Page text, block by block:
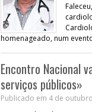
homenageado, num
Encontro Nacional
serviços públicos»
Publicado em 4 de